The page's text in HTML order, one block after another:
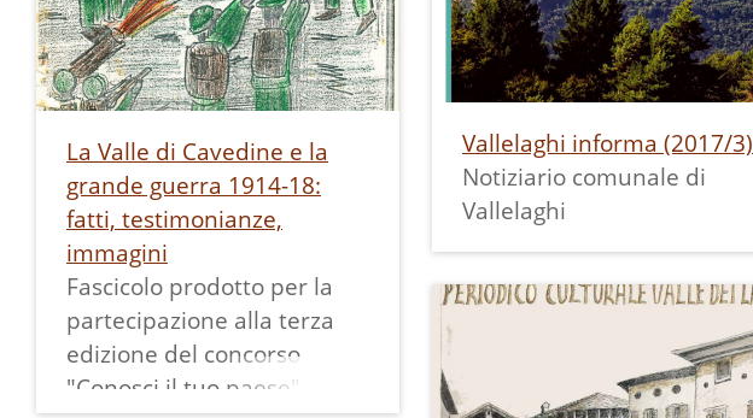
a collaborare a questo
progetto.
che di emigrati, tra cui
Angelo Bortolotti, che
dall'Argentina costituì una
specifica Fondazione. La
prima sede fu nei locali al
piano terra del palazzo
municipale dove rimase
fino al secondo
dopoguerra;
trasferimento nei locali
della canonica al primo
Vallelaghi informa (2017/3)
Notiziario comunale di
Vallelaghi
La Valle di Cavedine e la
grande guerra 1914-18:
fatti, testimonianze,
immagini
Fascicolo prodotto per la
partecipazione alla terza
edizione del concorso
"Conosci il tuo paese"